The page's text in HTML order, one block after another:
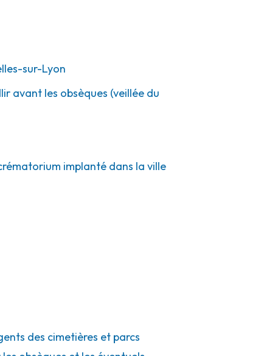
sur-Lyon
avant les obsèques (veillée du
implanté dans la ville
des cimetières et parcs